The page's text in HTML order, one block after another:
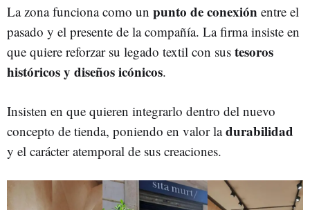
La zona funciona como un punto de conexión entre el
pasado y el presente de la compañía. La firma insiste en
que quiere reforzar su legado textil con sus tesoros
históricos y diseños icónicos.
Insisten en que quieren integrarlo dentro del nuevo
concepto de tienda, poniendo en valor ladurabilidad
y el carácter atemporal de sus creaciones.